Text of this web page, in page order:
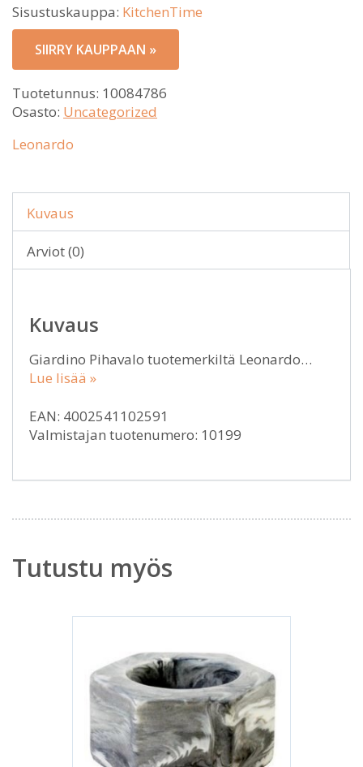
Sisustuskauppa: KitchenTime
SIIRRY KAUPPAAN »
Tuotetunnus: 10084786
Osasto: Uncategorized
Leonardo
Kuvaus
Arviot (0)
Kuvaus
Giardino Pihavalo tuotemerkiltä Leonardo…
Lue lisää »
EAN: 4002541102591
Valmistajan tuotenumero: 10199
Tutustu myös